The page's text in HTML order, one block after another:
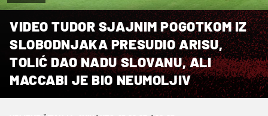
VIDEO TUDOR SJAJNIM POGOTKOM IZ
SLOBODNJAKA PRESUDIO ARISU,
TOLIĆ DAO NADU SLOVANU, ALI
MACCABI JE BIO NEUMOLJIV